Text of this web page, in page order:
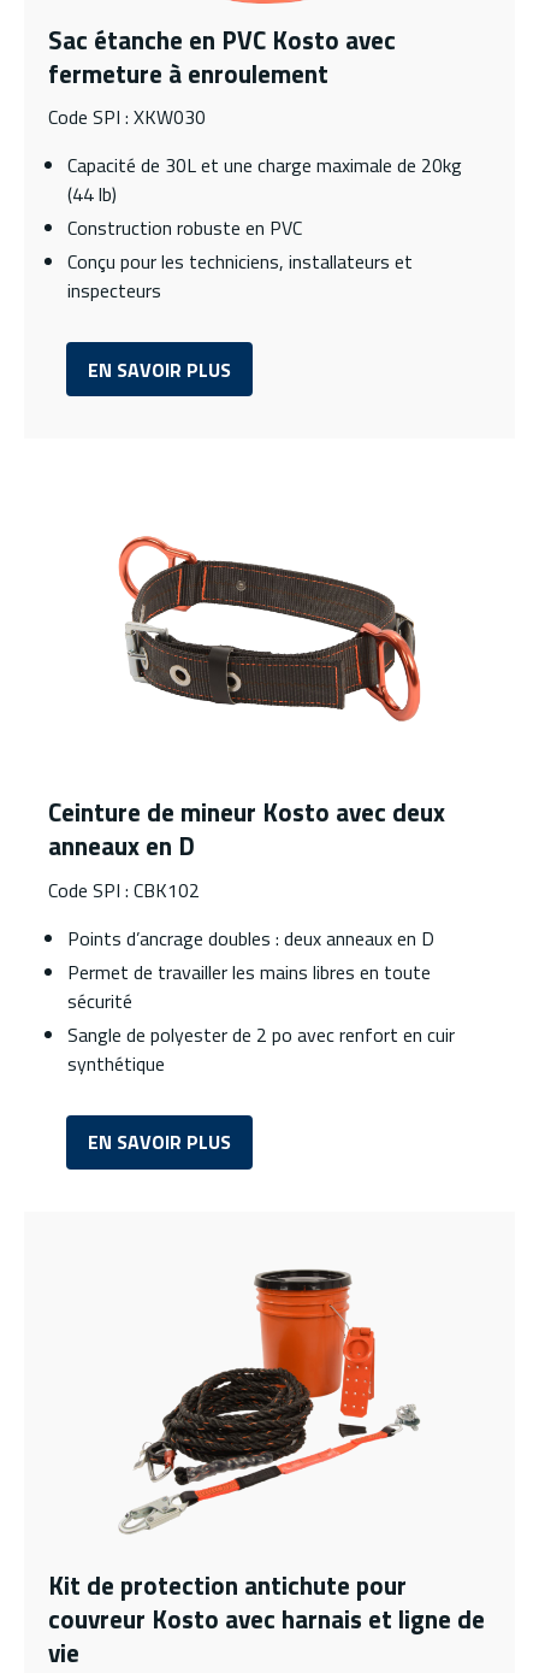
Sac étanche en PVC Kosto avec
fermeture à enroulement
Code SPI : XKW030
Capacité de 30L et une charge maximale de 20kg
(44 lb)
Construction robuste en PVC
Conçu pour les techniciens, installateurs et
inspecteurs
EN SAVOIR PLUS
Ceinture de mineur Kosto avec deux
anneaux en D
Code SPI : CBK102
Points d’ancrage doubles : deux anneaux en D
Permet de travailler les mains libres en toute
sécurité
Sangle de polyester de 2 po avec renfort en cuir
synthétique
EN SAVOIR PLUS
Kit de protection antichute pour
couvreur Kosto avec harnais et ligne de
vie